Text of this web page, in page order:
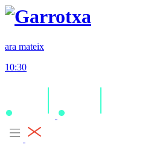
ara mateix
10:30